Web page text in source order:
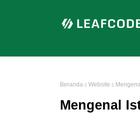
Beranda Website
Mengenal